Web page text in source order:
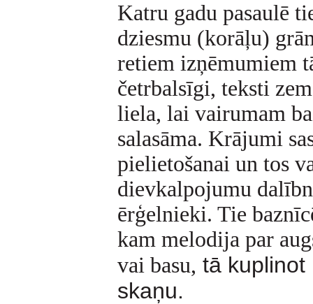
Katru gadu pasaulē
dziesmu (korāļu)
retiem izņēmumiem
četrbalsīgi, teksti
liela, lai vairumam
salasāma. Krājumi
pielietošanai un tos
dievkalpojumu
ērģelnieki. Tie
kam melodija par
vai basu, tā kuplinot
skaņu.